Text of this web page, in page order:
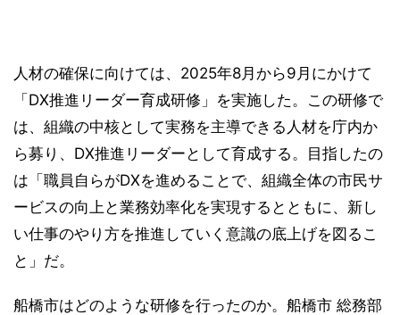
人材の確保に向けては、2025年8月から9月にかけて
「DX推進リーダー育成研修」を実施した。この研修で
は、組織の中核として実務を主導できる人材を庁内か
ら募り、DX推進リーダーとして育成する。目指したの
は「職員自らがDXを進めることで、組織全体の市民サ
ービスの向上と業務効率化を実現するとともに、新し
い仕事のやり方を推進していく意識の底上げを図るこ
と」だ。
船橋市はどのような研修を行ったのか。船橋市 総務部